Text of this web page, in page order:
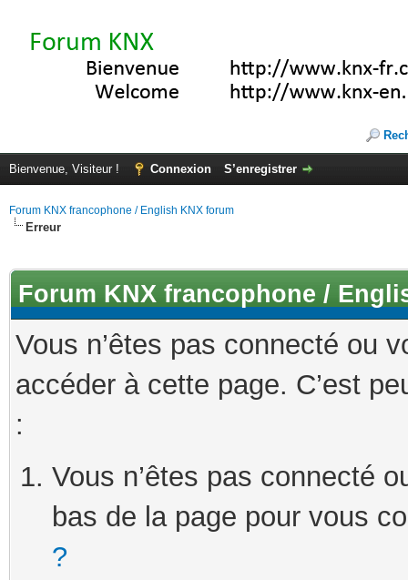
Bienvenue, Visiteur ! Connexion S’enregistrer
Forum KNX francophone / English KNX forum
Erreur
Forum KNX francophone /
Vous n’êtes pas connecté ou
accéder à cette page. C’est
:
Vous n’êtes pas connecté
bas de la page pour vous
?